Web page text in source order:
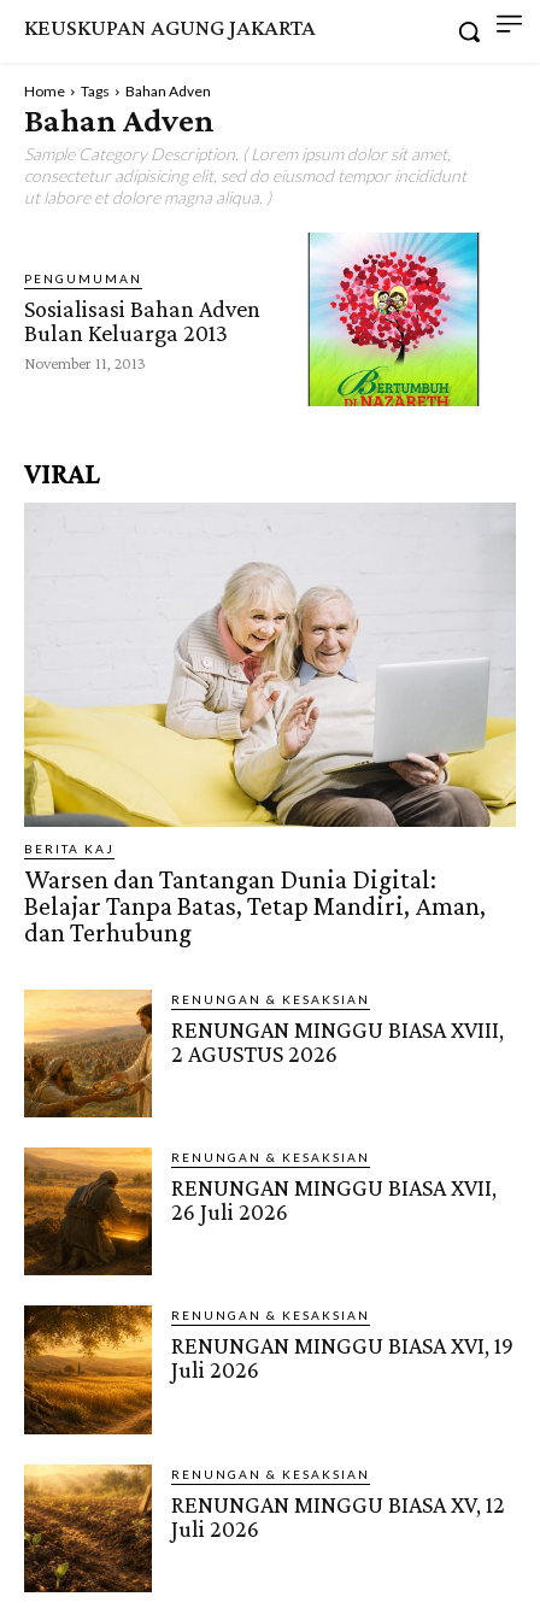
KEUSKUPAN AGUNG JAKARTA
Home Tags Bahan Adven
Bahan Adven
Sample Category Description. ( Lorem ipsum dolor sit amet,
consectetur adipisicing elit, sed do eiusmod tempor incididunt
ut labore et dolore magna aliqua. )
PENGUMUMAN
Sosialisasi Bahan Adven
Bulan Keluarga 2013
November 11, 2013
VIRAL
BERITA KAJ
Warsen dan Tantangan Dunia Digital:
Belajar Tanpa Batas, Tetap Mandiri, Aman,
dan Terhubung
RENUNGAN & KESAKSIAN
RENUNGAN MINGGU BIASA XVIII,
2 AGUSTUS 2026
RENUNGAN & KESAKSIAN
RENUNGAN MINGGU BIASA XVII,
26 Juli 2026
RENUNGAN & KESAKSIAN
RENUNGAN MINGGU BIASA XVI, 19
Juli 2026
RENUNGAN & KESAKSIAN
RENUNGAN MINGGU BIASA XV, 12
Juli 2026